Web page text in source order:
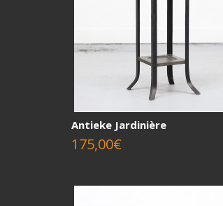
Antieke Jardinière
175,00€